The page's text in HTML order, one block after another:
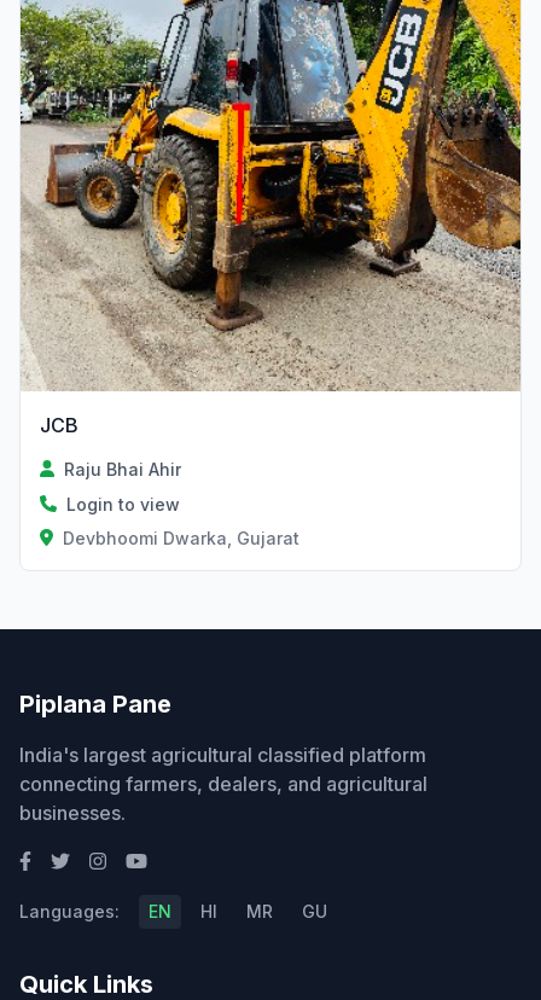
JCB
Raju Bhai Ahir
Login to view
Devbhoomi Dwarka, Gujarat
Piplana Pane
India's largest agricultural classified platform
connecting farmers, dealers, and agricultural
businesses.
Languages: EN HI MR GU
Quick Links